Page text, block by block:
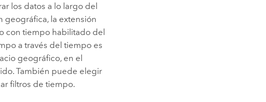
los datos a lo largo del
geográfica, la extensión
con tiempo habilitado del
a través del tiempo es
geográfico, en el
También puede elegir
filtros de tiempo.